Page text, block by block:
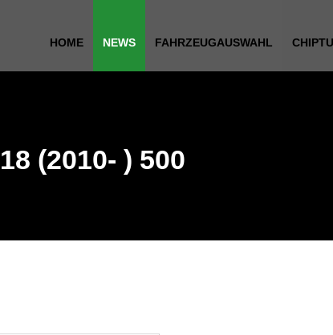
HOME NEWS FAHRZEUGAUSWAHL
(2010- ) 500